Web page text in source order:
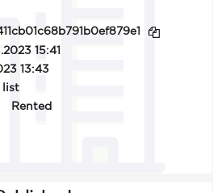
15:41
13:43
list
Rented